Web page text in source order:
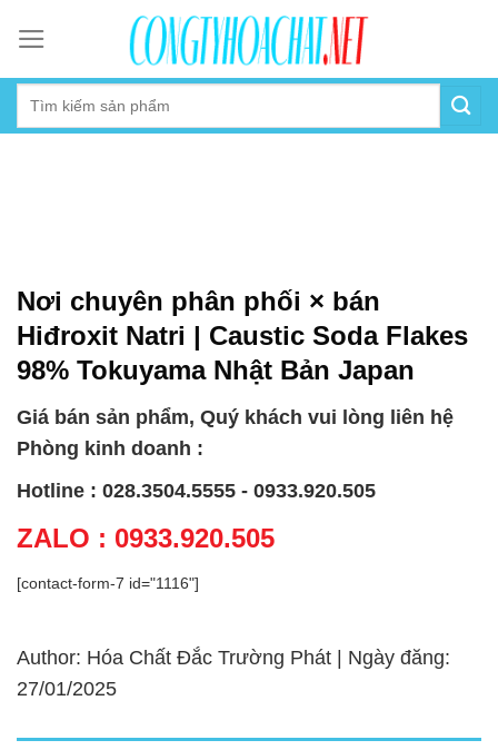
content
Nơi chuyên phân phối × bán
Hiđroxit Natri | Caustic Soda Flakes
98% Tokuyama Nhật Bản Japan
Giá bán sản phẩm, Quý khách vui lòng liên hệ
Phòng kinh doanh :
Hotline : 028.3504.5555 - 0933.920.505
ZALO : 0933.920.505
[contact-form-7 id="1116"]
Author: Hóa Chất Đắc Trường Phát | Ngày đăng:
27/01/2025